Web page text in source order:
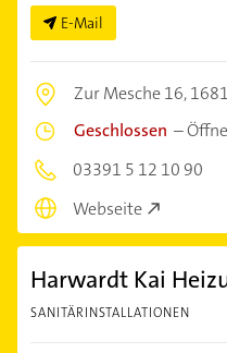
E-Mail
Zur Mesche 16,
Geschlossen –
03391 5 12 10 90
Webseite
Harwardt Kai
SANITÄRINSTALLATIONEN